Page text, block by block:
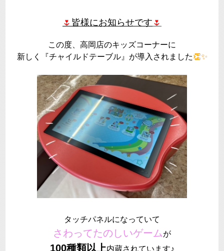
🌷 皆様にお知らせです 🌷
この度、高岡店のキッズコーナーに
新しく『チャイルドテーブル』が導入されました👏✨
タッチパネルになっていて
さわってたのしいゲームが
100種類以上内蔵されています♪